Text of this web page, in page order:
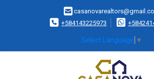
+584143225973
Select Language ▼